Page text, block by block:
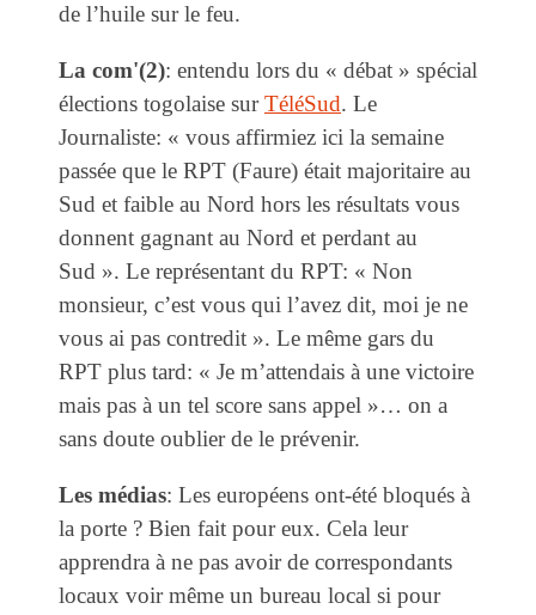
de l’huile sur le feu.
La com'(2): entendu lors du « débat » spécial
élections togolaise surTéléSud. Le
Journaliste: « vous affirmiez ici la semaine
passée que le RPT (Faure) était majoritaire au
Sud et faible au Nord hors les résultats vous
donnent gagnant au Nord et perdant au
Sud ». Le représentant du RPT: « Non
monsieur, c’est vous qui l’avez dit, moi je ne
vous ai pas contredit ». Le même gars du
RPT plus tard: « Je m’attendais à une victoire
mais pas à un tel score sans appel »… on a
sans doute oublier de le prévenir.
Les médias: Les européens ont-été bloqués à
la porte ? Bien fait pour eux. Cela leur
apprendra à ne pas avoir de correspondants
locaux voir même un bureau local si pour